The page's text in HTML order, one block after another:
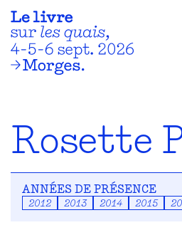
Rosette
ANNÉES DE PRÉSENCE
2012 2013 2014 2015